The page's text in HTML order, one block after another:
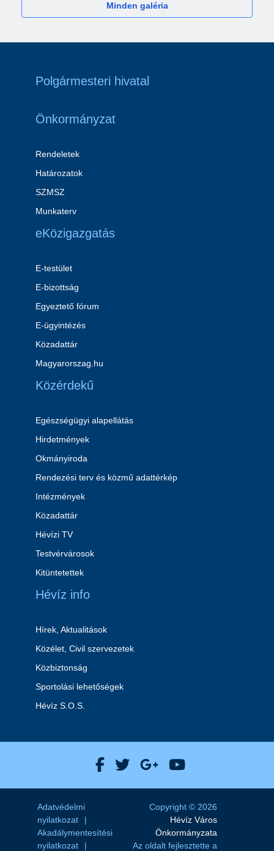
Minden galéria
Polgármesteri hivatal
Önkormányzat
Rendeletek
Határozatok
SZMSZ
Munkaterv
eKözigazgatás
E-testület
E-bizottság
Egyeztető fórum
E-ügyintézés
Közadattár
Magyarorszag.hu
Közérdekű
Egészségügyi alapellátás
Hirdetmények
Okmányiroda
Rendezési terv és közmű adattérkép
Intézmények
Közadattár
Hévízi TV
Testvérvárosok
Kitüntetettek
Hévíz info
Hírek, Aktualitások
Közélet, Civil szervezetek
Közbiztonság
Sportolási lehetőségek
Hévíz S.O.S.
Hévíz Város Facebook
Hévíz Város X
Hévíz Város
Hévíz Város
Adatvédelmi
nyilatkozat
Akadálymentesítési
nyilatkozat
Copyright © 2026
Hévíz Város
Önkormányzata
Az oldalt fejlesztette a